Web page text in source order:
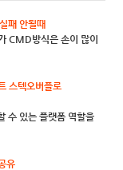
패 안될때
CMD방식은 손이 많이
스텍오버플로
수 있는 플랫폼 역할을
유